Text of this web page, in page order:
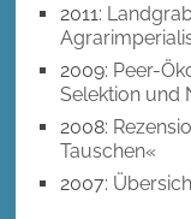
2011:
2009: Peer-
Selektion und
2008:
Tauschen«
2007: